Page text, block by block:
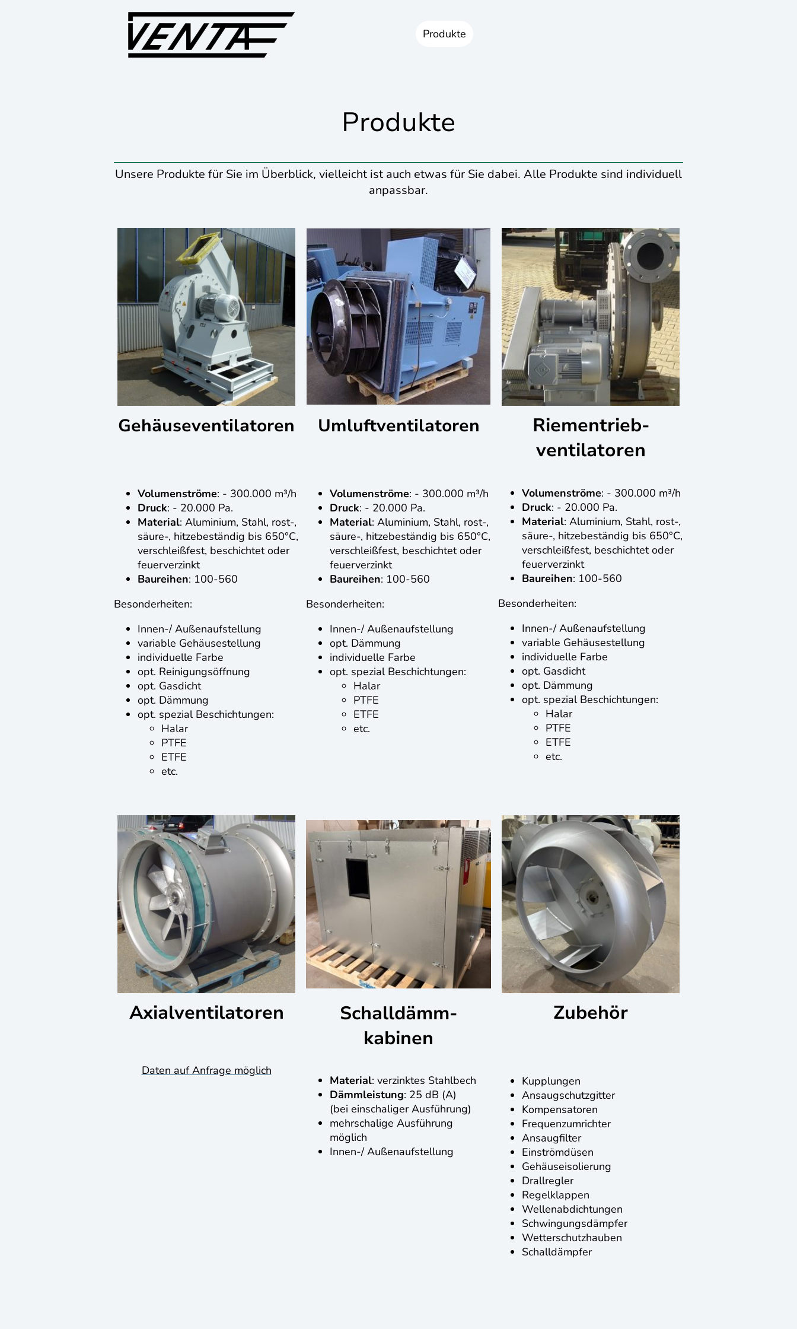
Produkte
Unsere Produkte für Sie im Überblick, vielleicht ist auch etwas für Sie dabei. Alle Produkte sind individuell
anpassbar.
Produkte
Gehäuseventilatoren
Volumenströme: - 300.000 m³/h
Druck: - 20.000 Pa.
Material: Aluminium, Stahl, rost-,
säure-, hitzebeständig bis 650°C,
verschleißfest, beschichtet oder
feuerverzinkt
Baureihen: 100-560
Besonderheiten:
Innen-/ Außenaufstellung
variable Gehäusestellung
individuelle Farbe
opt. Reinigungsöffnung
opt. Gasdicht
opt. Dämmung
opt. spezial Beschichtungen:
Halar
PTFE
ETFE
etc.
Umluftventilatoren
Volumenströme: - 300.000 m³/h
Druck: - 20.000 Pa.
Material: Aluminium, Stahl, rost-,
säure-, hitzebeständig bis 650°C,
verschleißfest, beschichtet oder
feuerverzinkt
Baureihen: 100-560
Besonderheiten:
Innen-/ Außenaufstellung
opt. Dämmung
individuelle Farbe
opt. spezial Beschichtungen:
Halar
PTFE
ETFE
etc.
Axialventilatoren
Daten auf Anfrage möglich
Riementrieb-
ventilatoren
Volumenströme: - 300.000 m³/h
Druck: - 20.000 Pa.
Material: Aluminium, Stahl, rost-,
säure-, hitzebeständig bis 650°C,
verschleißfest, beschichtet oder
feuerverzinkt
Baureihen: 100-560
Besonderheiten:
Innen-/ Außenaufstellung
variable Gehäusestellung
individuelle Farbe
opt. Gasdicht
opt. Dämmung
opt. spezial Beschichtungen:
Halar
PTFE
ETFE
etc.
Schalldämm-
kabinen
Material: verzinktes Stahlbech
Dämmleistung: 25 dB (A)
(bei einschaliger Ausführung)
mehrschalige Ausführung
möglich
Innen-/ Außenaufstellung
Zubehör
Kupplungen
Ansaugschutzgitter
Kompensatoren
Frequenzumrichter
Ansaugfilter
Einströmdüsen
Gehäuseisolierung
Drallregler
Regelklappen
Wellenabdichtungen
Schwingungsdämpfer
Wetterschutzhauben
Schalldämpfer